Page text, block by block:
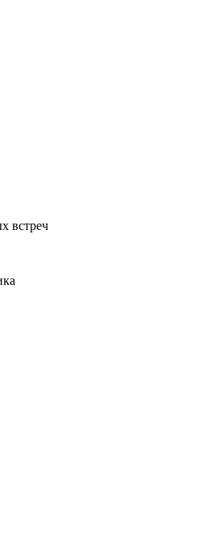
встреч